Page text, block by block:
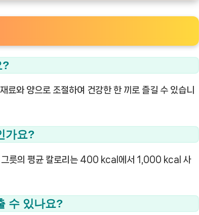
?
료와 양으로 조절하여 건강한 한 끼로 즐길 수 있습니
가요?
그릇의 평균 칼로리는 400 kcal에서 1,000 kcal 사
수 있나요?